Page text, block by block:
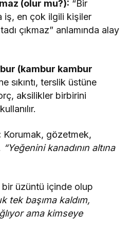
(olur mu?): “Bir
iş, en çok ilgili kişiler
çıkmaz” anlamında alay
(kambur kambur
sıkıntı, terslik üstüne
aksilikler birbirini
Korumak, gözetmek,
“Yeğenini kanadının altına
bir üzüntü içinde olup
tek başıma kaldım,
ama kimseye